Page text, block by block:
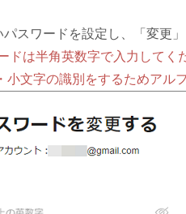
スワードを設定し、「変更」
ドは半角英数字で入力してく
小文字の識別をするためアル